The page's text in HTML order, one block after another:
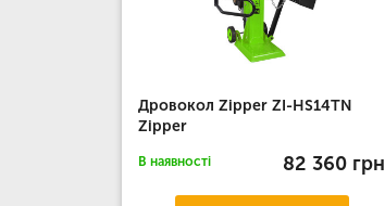
Дровокол Zipper ZI-HS14TN
Zipper
В наявності 82 360 грн